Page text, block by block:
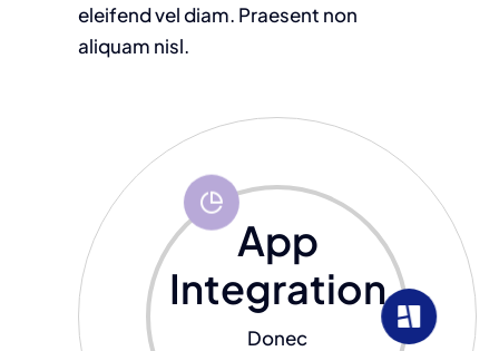
eleifend vel diam. Praesent non
aliquam nisl.
App
Integration
Donec